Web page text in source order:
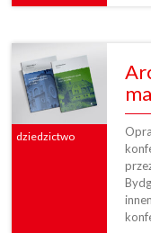
dziedzictwo